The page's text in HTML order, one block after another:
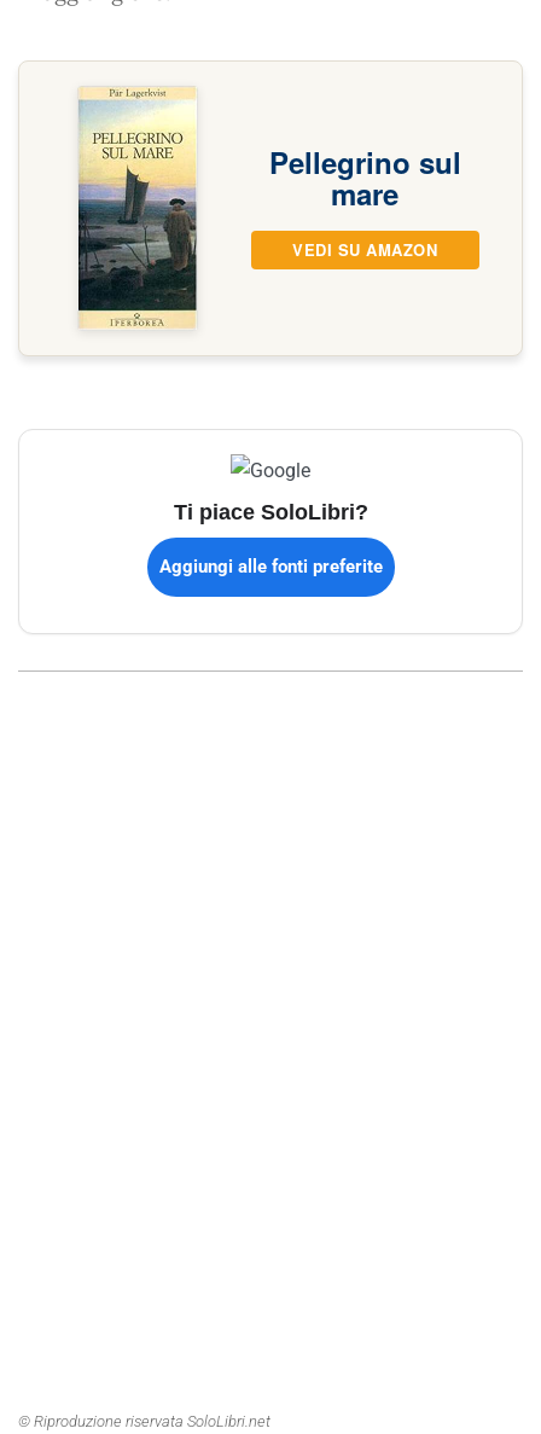
Pellegrino sul
mare
VEDI SU AMAZON
Ti piace SoloLibri?
Aggiungi alle fonti preferite
© Riproduzione riservata SoloLibri.net